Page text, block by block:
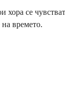
се
времето.